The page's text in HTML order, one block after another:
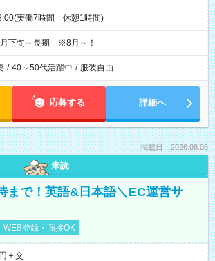
実働7時間 休憩1時間)
下旬～長期 ※8月～！
/ 40～50代活躍中 / 服装自由
応募する 詳細へ
掲載日：2026.08.05
未読
まで！英語&日本語＼EC運営サ
WEB登録・面接OK
＋交